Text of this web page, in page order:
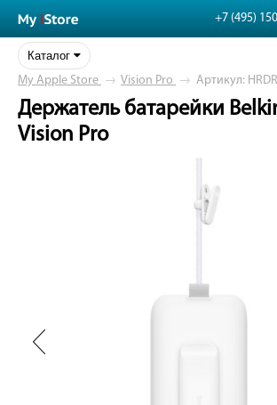
+7 (495)
Каталог
My Apple Store → Vision Pro → Артикул:
Держатель батарейки
Vision Pro